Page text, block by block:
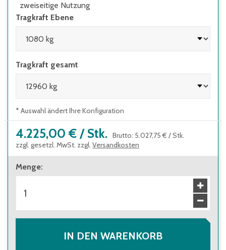
zweiseitige Nutzung
Tragkraft Ebene
Tragkraft gesamt
* Auswahl ändert Ihre Konfiguration
4.225,00 € / Stk. Brutto: 5.027,75 € /Stk.
zzgl. gesetzl. MwSt. zzgl. Versandkosten
Menge:
IN DEN WARENKORB